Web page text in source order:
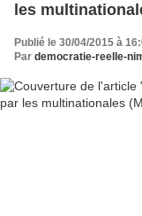
les
Publié le 30/04/2015 à
Par democratie-reelle-